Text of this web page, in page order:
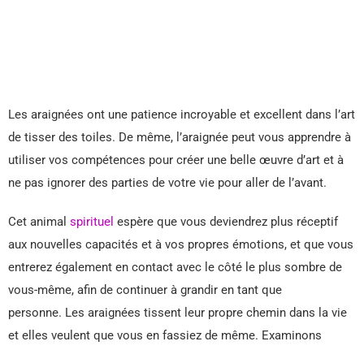
Les araignées ont une patience incroyable et excellent dans l’art
de tisser des toiles. De même, l’araignée peut vous apprendre à
utiliser vos compétences pour créer une belle œuvre d’art et à
ne pas ignorer des parties de votre vie pour aller de l’avant.
Cet animal spirituel espère que vous deviendrez plus réceptif
aux nouvelles capacités et à vos propres émotions, et que vous
entrerez également en contact avec le côté le plus sombre de
vous-même, afin de continuer à grandir en tant que
personne. Les araignées tissent leur propre chemin dans la vie
et elles veulent que vous en fassiez de même. Examinons